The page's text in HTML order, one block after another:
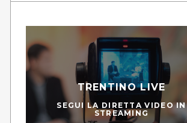
TRENTINO LIVE
SEGUI LA DIRETTA VIDEO IN
STREAMING